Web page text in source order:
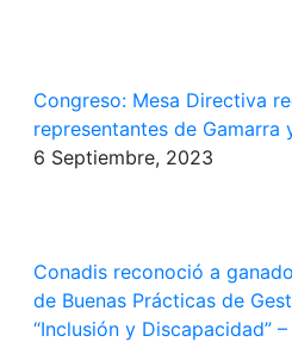
Congreso: Mesa Directiva
representantes de Gamarra
6 Septiembre, 2023
Conadis reconoció a
de Buenas Prácticas de
“Inclusión y Discapacidad”